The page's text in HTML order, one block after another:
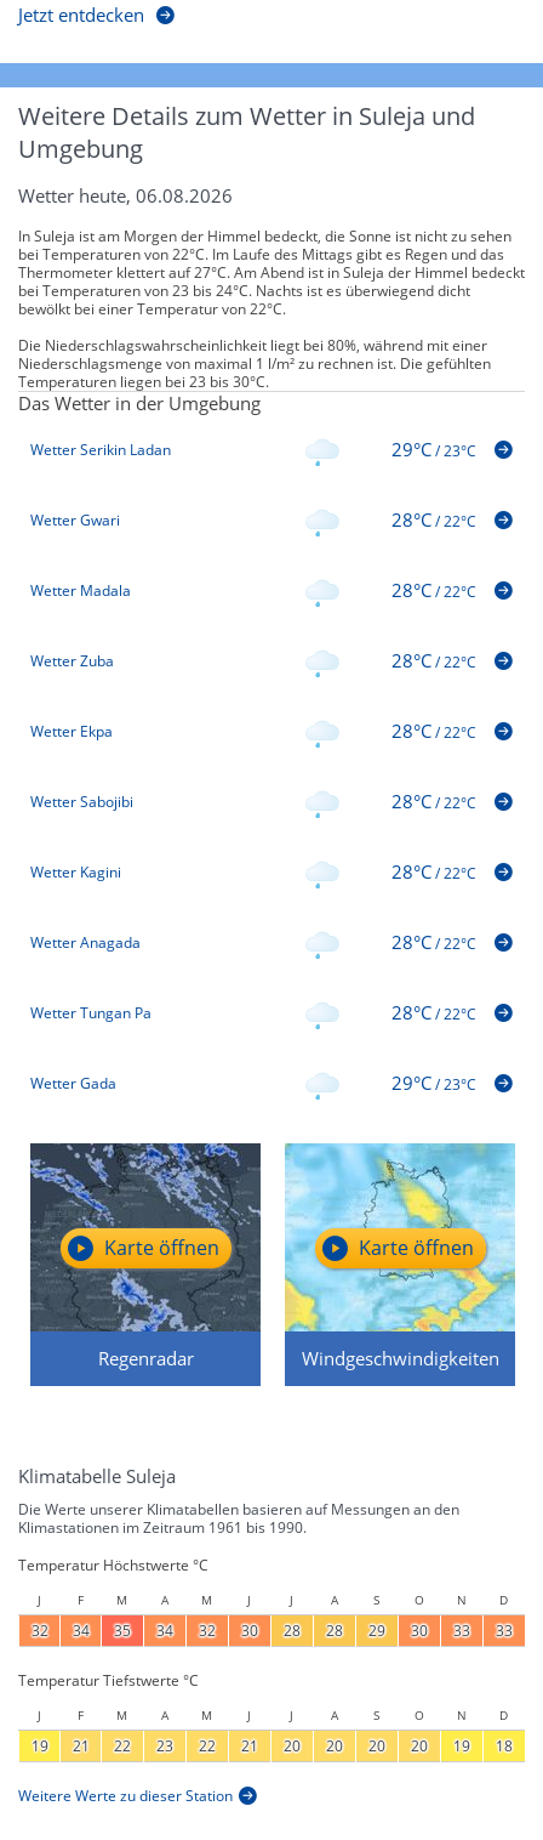
Jetzt entdecken
Weitere Details zum Wetter in Suleja und
Umgebung
Wetter heute, 06.08.2026
In Suleja ist am Morgen der Himmel bedeckt, die Sonne ist nicht zu sehen
bei Temperaturen von 22°C. Im Laufe des Mittags gibt es Regen und das
Thermometer klettert auf 27°C. Am Abend ist in Suleja der Himmel bedeckt
bei Temperaturen von 23 bis 24°C. Nachts ist es überwiegend dicht
bewölkt bei einer Temperatur von 22°C.
Die Niederschlagswahrscheinlichkeit liegt bei 80%, während mit einer
Niederschlagsmenge von maximal 1 l/m² zu rechnen ist. Die gefühlten
Temperaturen liegen bei 23 bis 30°C.
Das Wetter in der Umgebung
Wetter Serikin Ladan 29°C/23°C
Wetter Gwari 28°C/22°C
Wetter Madala 28°C/22°C
Wetter Zuba 28°C/22°C
Wetter Ekpa 28°C/22°C
Wetter Sabojibi 28°C/22°C
Wetter Kagini 28°C/22°C
Wetter Anagada 28°C/22°C
Wetter Tungan Pa 28°C/22°C
Wetter Gada 29°C/23°C
Regenradar
Karte öffnen
Windgeschwindigkeiten
Karte öffnen
Klimatabelle Suleja
Die Werte unserer Klimatabellen basieren auf Messungen an den
Klimastationen im Zeitraum 1961 bis 1990.
Temperatur Höchstwerte °C
J F M A M J J A S O N D
32 34 35 34 32 30 28 28 29 30 33 33
Temperatur Tiefstwerte °C
J F M A M J J A S O N D
19 21 22 23 22 21 20 20 20 20 19 18
Weitere Werte zu dieser Station